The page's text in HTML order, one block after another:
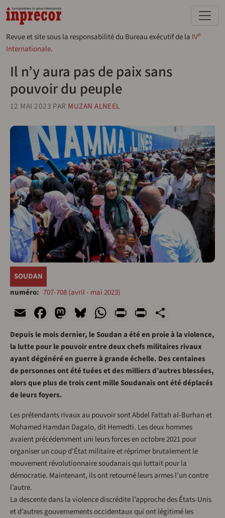
Aller au contenu principal
Revue et site sous la responsabilité du Bureau exécutif de la IVe
Internationale.
Il n’y aura pas de paix sans
pouvoir du peuple
12 MAI 2023 PAR MUZAN ALNEEL
SOUDAN
numéro
707-708 (avril - mai 2023)
EmailFacebook
Mastodon
Bluesky
WhatsApp
Print
Depuis le mois dernier, le Soudan a été en proie à la violence,
la lutte pour le pouvoir entre deux chefs militaires rivaux
ayant dégénéré en guerre à grande échelle. Des centaines
de personnes ont été tuées et des milliers d’autres blessées,
alors que plus de trois cent mille Soudanais ont été déplacés
de leurs foyers.
Les prétendants rivaux au pouvoir sont Abdel Fattah al-Burhan et
Mohamed Hamdan Dagalo, dit Hemedti. Les deux hommes
avaient précédemment uni leurs forces en octobre 2021 pour
organiser un coup d’État militaire et réprimer brutalement le
mouvement révolutionnaire soudanais qui luttait pour la
démocratie. Maintenant, ils ont retourné leurs armes l’un contre
l’autre.
La descente dans la violence discrédite l’approche des États-Unis
et d’autres gouvernements occidentaux qui ont légitimé les